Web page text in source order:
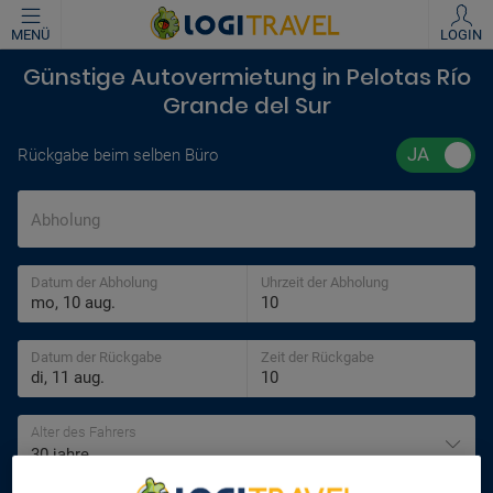
MENÜ LOGIN
Günstige Autovermietung in Pelotas Río
Grande del Sur
Rückgabe beim selben Büro
Abholung
Datum der Abholung Uhrzeit der Abholung
Datum der Rückgabe Zeit der Rückgabe
Alter des Fahrers
30 jahre